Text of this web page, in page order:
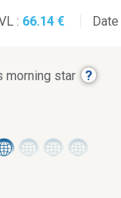
: 66.14
morning star ?